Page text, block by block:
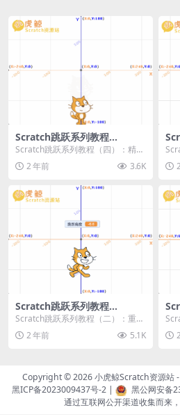
Scratch跳跃系列教程
（四）：精准着陆
Scratch跳跃系列教程（四）：精准
着陆 作者：小虎鲸Scratch资源站
... 2 年前 3.6K
（
跳
连...
Scratch跳跃系列教程
（二）：重力跳跃
Scratch跳跃系列教程（二）：重力
跳跃 作者：小虎鲸Scratch资源站
按...2 年前 5.1K
（
跳
按...
Copyright © 2026小虎鲸Scratch资源站-
黑ICP备2023009437号-2| 黑公网安备
通过互联网公开渠道收集而来